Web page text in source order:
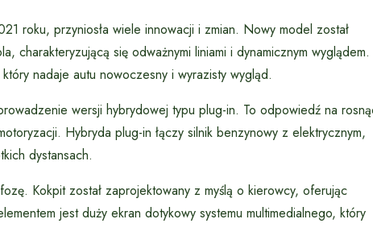
roku, przyniosła wiele innowacji i zmian. Nowy model został
się odważnymi liniami i dynamicznym wyglądem.
nadaje autu nowoczesny i wyrazisty wygląd.
wersji hybrydowej typu plug-in. To odpowiedź na
Hybryda plug-in łączy silnik benzynowy z elektrycznym,
dystansach.
Kokpit został zaprojektowany z myślą o kierowcy, oferując
jest duży ekran dotykowy systemu multimedialnego, który